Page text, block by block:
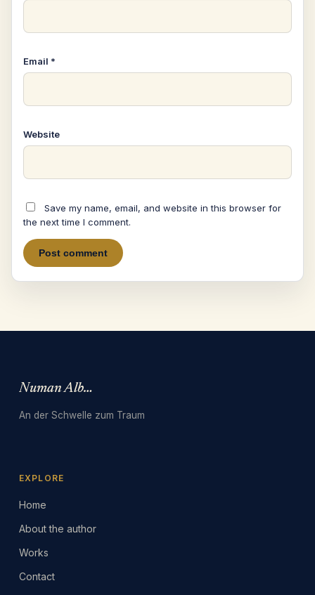
Email *
Website
Save my name, email, and website in this browser for
the next time I comment.
Numan Albarbari
An der Schwelle zum Traum
EXPLORE
Home
About the author
Works
Contact